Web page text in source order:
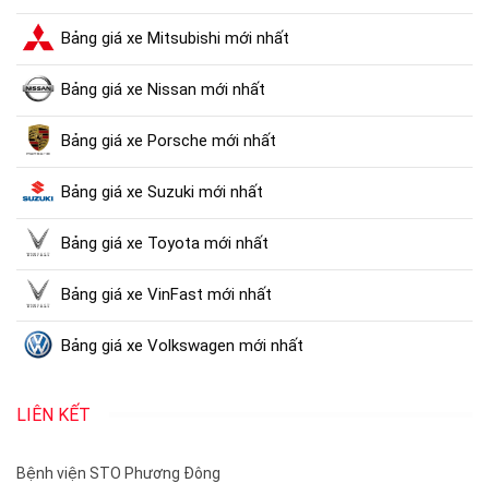
Bảng giá xe Mitsubishi mới nhất
Bảng giá xe Nissan mới nhất
Bảng giá xe Porsche mới nhất
Bảng giá xe Suzuki mới nhất
Bảng giá xe Toyota mới nhất
Bảng giá xe VinFast mới nhất
Bảng giá xe Volkswagen mới nhất
LIÊN KẾT
Bệnh viện STO Phương Đông